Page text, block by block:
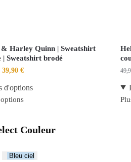
Harley Quinn | Sweatshirt
| Sweatshirt brodé
39,90 €
d'options
Couleur
Bleu ciel